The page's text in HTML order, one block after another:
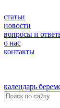
статьи
новости
вопросы и
о нас
контакты
календарь